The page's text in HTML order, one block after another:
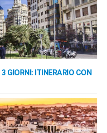
GIORNI: ITINERARIO CON